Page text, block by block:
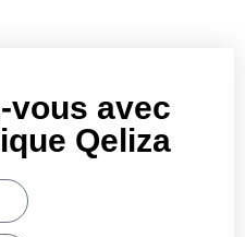
vous avec
Qeliza